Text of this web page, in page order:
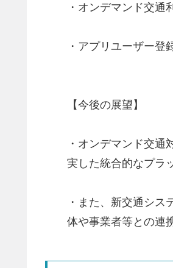
・オンデマンド交通
・アプリユーザー登
【今後の展望】
・オンデマンド交
実した統合的なプラ
・また、新交通シ
体や事業者等との連